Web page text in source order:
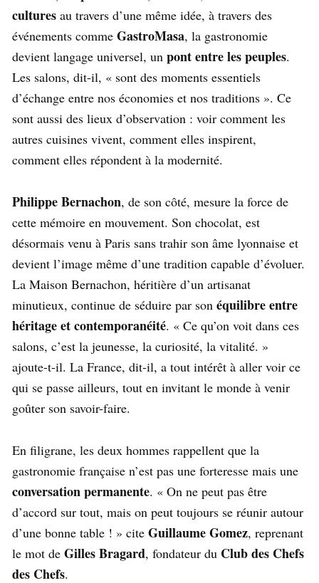
cultures au travers d’une même idée, à travers des
événements comme GastroMasa, la gastronomie
devient langage universel, un pont entre les peuples.
Les salons, dit-il, « sont des moments essentiels
d’échange entre nos économies et nos traditions ». Ce
sont aussi des lieux d’observation : voir comment les
autres cuisines vivent, comment elles inspirent,
comment elles répondent à la modernité.
Philippe Bernachon, de son côté, mesure la force de
cette mémoire en mouvement. Son chocolat, est
désormais venu à Paris sans trahir son âme lyonnaise et
devient l’image même d’une tradition capable d’évoluer.
La Maison Bernachon, héritière d’un artisanat
minutieux, continue de séduire par son équilibre entre
héritage et contemporanéité. « Ce qu’on voit dans ces
salons, c’est la jeunesse, la curiosité, la vitalité. »
ajoute-t-il. La France, dit-il, a tout intérêt à aller voir ce
qui se passe ailleurs, tout en invitant le monde à venir
goûter son savoir-faire.
En filigrane, les deux hommes rappellent que la
gastronomie française n’est pas une forteresse mais une
conversation permanente. « On ne peut pas être
d’accord sur tout, mais on peut toujours se réunir autour
d’une bonne table ! » cite Guillaume Gomez, reprenant
le mot de Gilles Bragard, fondateur du Club des Chefs
des Chefs.